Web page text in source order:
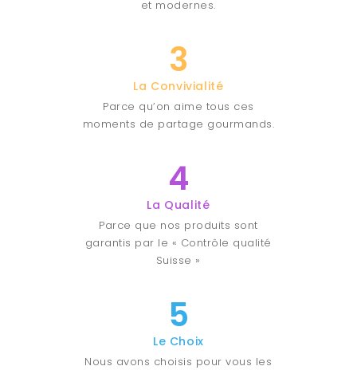
et modernes.
3
La Convivialité
Parce qu’on aime tous ces
moments de partage gourmands.
4
La Qualité
Parce que nos produits sont
garantis par le « Contrôle qualité
Suisse »
5
Le Choix
Nous avons choisis pour vous les